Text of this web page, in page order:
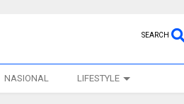
SEARCH
NASIONAL LIFESTYLE